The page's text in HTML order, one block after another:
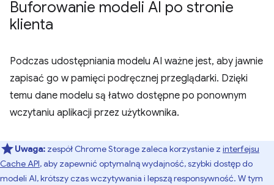
Buforowanie modeli AI po stronie
klienta
Podczas udostępniania modelu AI ważne jest, aby jawnie
zapisać go w pamięci podręcznej przeglądarki. Dzięki
temu dane modelu są łatwo dostępne po ponownym
wczytaniu aplikacji przez użytkownika.
Uwaga: zespół Chrome Storage zaleca korzystanie z interfejsu
Cache API, aby zapewnić optymalną wydajność, szybki dostęp do
modeli AI, krótszy czas wczytywania i lepszą responsywność. W tym